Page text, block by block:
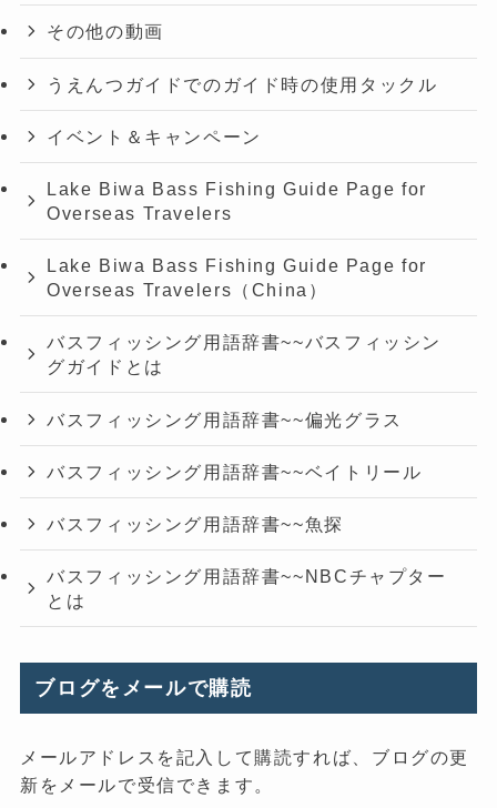
その他の動画
うえんつガイドでのガイド時の使用タックル
イベント＆キャンペーン
Lake Biwa Bass Fishing Guide Page for
Overseas Travelers
Lake Biwa Bass Fishing Guide Page for
Overseas Travelers（China）
バスフィッシング用語辞書~~バスフィッシン
グガイドとは
バスフィッシング用語辞書~~偏光グラス
バスフィッシング用語辞書~~ベイトリール
バスフィッシング用語辞書~~魚探
バスフィッシング用語辞書~~NBCチャプター
とは
ブログをメールで購読
メールアドレスを記入して購読すれば、ブログの更
新をメールで受信できます。